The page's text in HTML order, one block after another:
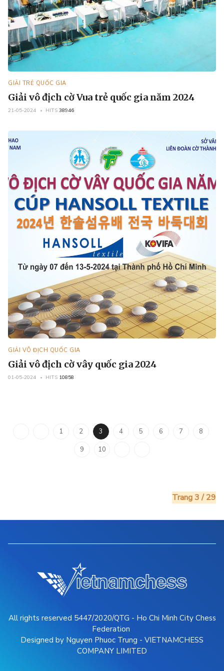
GIẢI TRẺ QUỐC GIA
Giải vô địch cờ Vua trẻ quốc gia năm 2024
21-05-2024 HITS 38946
GIẢI VÔ ĐỊCH QUỐC GIA
Giải vô địch cờ vây quốc gia 2024
01-05-2024 HITS 10858
1 2 3 4 5 6 7
8
9
10
Trang 3 / 29
All rights reserved 5447/2020/QTG - Ho Chi Minh City Chess
Federation
Designed by Nguyen Phuoc Trung - VIETNAMCHESS
COMPANY LIMITED